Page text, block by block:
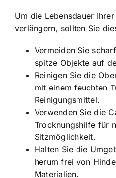
Um die Lebensdauer
verlängern, sollten Sie
Vermeiden Sie
spitze Objekte auf
Reinigen Sie die
mit einem feuchten
Reinigungsmittel.
Verwenden Sie die
Trocknungshilfe für
Sitzmöglichkeit.
Halten Sie die
herum frei von
Materialien.